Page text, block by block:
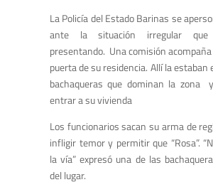
La Policía del Estado Barinas se
ante la situación irregular
presentando. Una comisión acompaña
puerta de su residencia. Allí la estaban
bachaqueras que dominan la zona
entrar a su vivienda
Los funcionarios sacan su arma de
infligir temor y permitir que “Rosa”.
la vía” expresó una de las
del lugar.